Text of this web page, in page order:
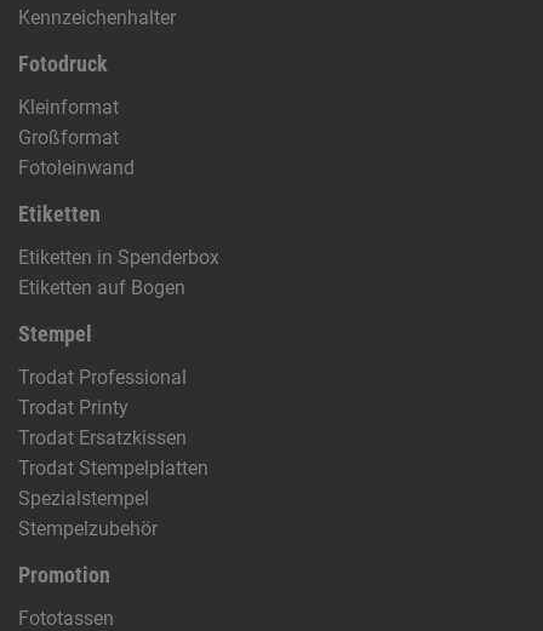
Kennzeichenhalter
Fotodruck
Kleinformat
Großformat
Fotoleinwand
Etiketten
Etiketten in Spenderbox
Etiketten auf Bogen
Stempel
Trodat Professional
Trodat Printy
Trodat Ersatzkissen
Trodat Stempelplatten
Spezialstempel
Stempelzubehör
Promotion
Fototassen